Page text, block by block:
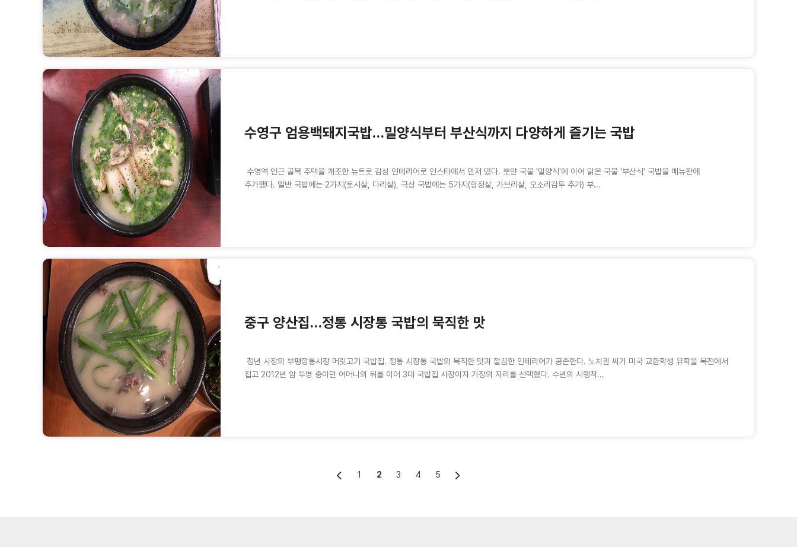
수영구 엄용백돼지국밥…밀양식부터 부산식까지 다양하게 즐기는 국밥
수영역 인근 골목 주택을 개조한 뉴트로 감성 인테리어로 인스타에서 먼저 떴다. 뽀얀 국물 '밀양식'에 이어 맑은 국물 '부산식' 국밥을 메뉴판에
추가했다. 일반 국밥에는 2가지(토시살, 다리살), 극상 국밥에는 5가지(항정살, 가브리살, 오소리감투 추가) 부...
중구 양산집…정통 시장통 국밥의 묵직한 맛
청년 사장의 부평깡통시장 머릿고기 국밥집. 정통 시장통 국밥의 묵직한 맛과 깔끔한 인테리어가 공존한다. 노치권 씨가 미국 교환학생 유학을 목전에서
접고 2012년 암 투병 중이던 어머니의 뒤를 이어 3대 국밥집 사장이자 가장의 자리를 선택했다. 수년의 시행착...
1 2 3 4 5